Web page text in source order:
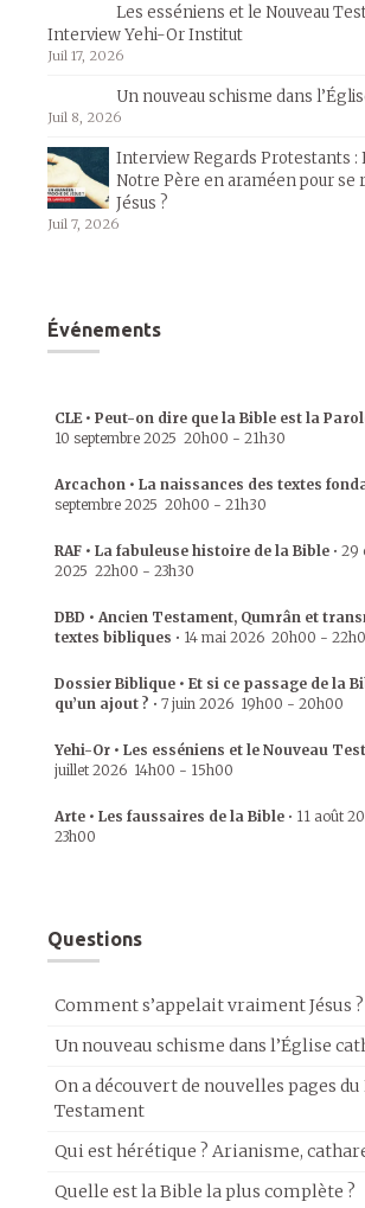
Les esséniens et le Nouveau
Interview Yehi-Or Institut
Juil 17, 2026
Un nouveau schisme dans
Juil 8, 2026
Interview Regards Protestants :
Notre Père en araméen pour se
Jésus ?
Juil 7, 2026
Événements
CLE • Peut-on dire que la Bible est la
10 septembre 2025 20h00 - 21h30
Arcachon • La naissances des textes
septembre 2025 20h00 - 21h30
RAF • La fabuleuse histoire de la Bible • 29
2025 22h00 - 23h30
DBD • Ancien Testament, Qumrân et
textes bibliques • 14 mai 2026 20h00 -
Dossier Biblique • Et si ce passage de la
qu’un ajout ? • 7 juin 2026 19h00 - 20h00
Yehi-Or • Les esséniens et le Nouveau
juillet 2026 14h00 - 15h00
Arte • Les faussaires de la Bible • 11 août
23h00
Questions
Comment s’appelait vraiment Jésus ?
Un nouveau schisme dans l’Église
On a découvert de nouvelles pages du
Testament
Qui est hérétique ? Arianisme,
Quelle est la Bible la plus complète ?